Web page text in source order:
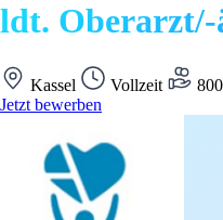
ldt.
Kassel Vollzeit
Jetzt bewerben